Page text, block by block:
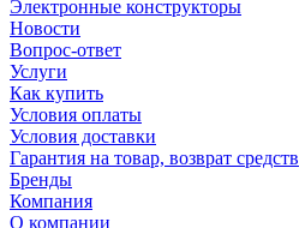
Электронные конструкторы
Новости
Вопрос-ответ
Услуги
Как купить
Условия оплаты
Условия доставки
Гарантия на товар, возврат средств
Бренды
Компания
О компании